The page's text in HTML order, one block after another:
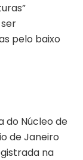
pelo baixo
do Núcleo de
de Janeiro
na